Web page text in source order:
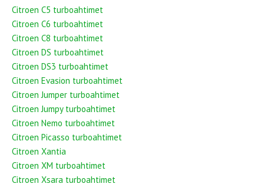
Citroen C5 turboahtimet
Citroen C6 turboahtimet
Citroen C8 turboahtimet
Citroen DS turboahtimet
Citroen DS3 turboahtimet
Citroen Evasion turboahtimet
Citroen Jumper turboahtimet
Citroen Jumpy turboahtimet
Citroen Nemo turboahtimet
Citroen Picasso turboahtimet
Citroen Xantia
Citroen XM turboahtimet
Citroen Xsara turboahtimet